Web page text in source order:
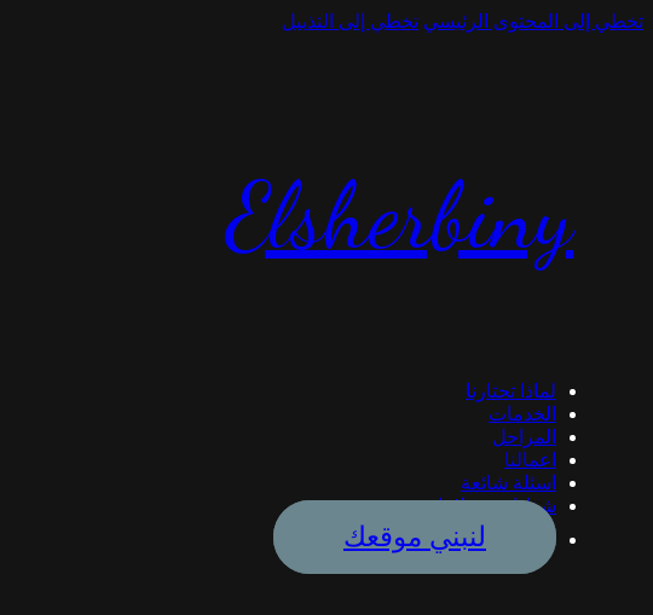
تخطي إلى المحتوى الرئيسي تخطي إلى التذييل
Elsherbiny
لماذا تحتارنا
الخدمات
المراحل
اعمالنا
اسئلة شائعة
شهادات عملائنا
لنبني موقعك